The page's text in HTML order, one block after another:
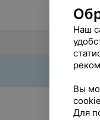
Наш
Вы
Для